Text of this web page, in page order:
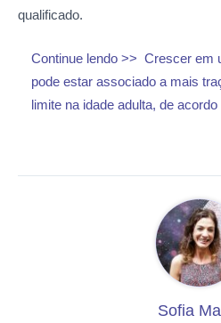
qualificado.
Continue lendo >> Crescer em
pode estar associado a mais
limite na idade adulta, de
Sofia